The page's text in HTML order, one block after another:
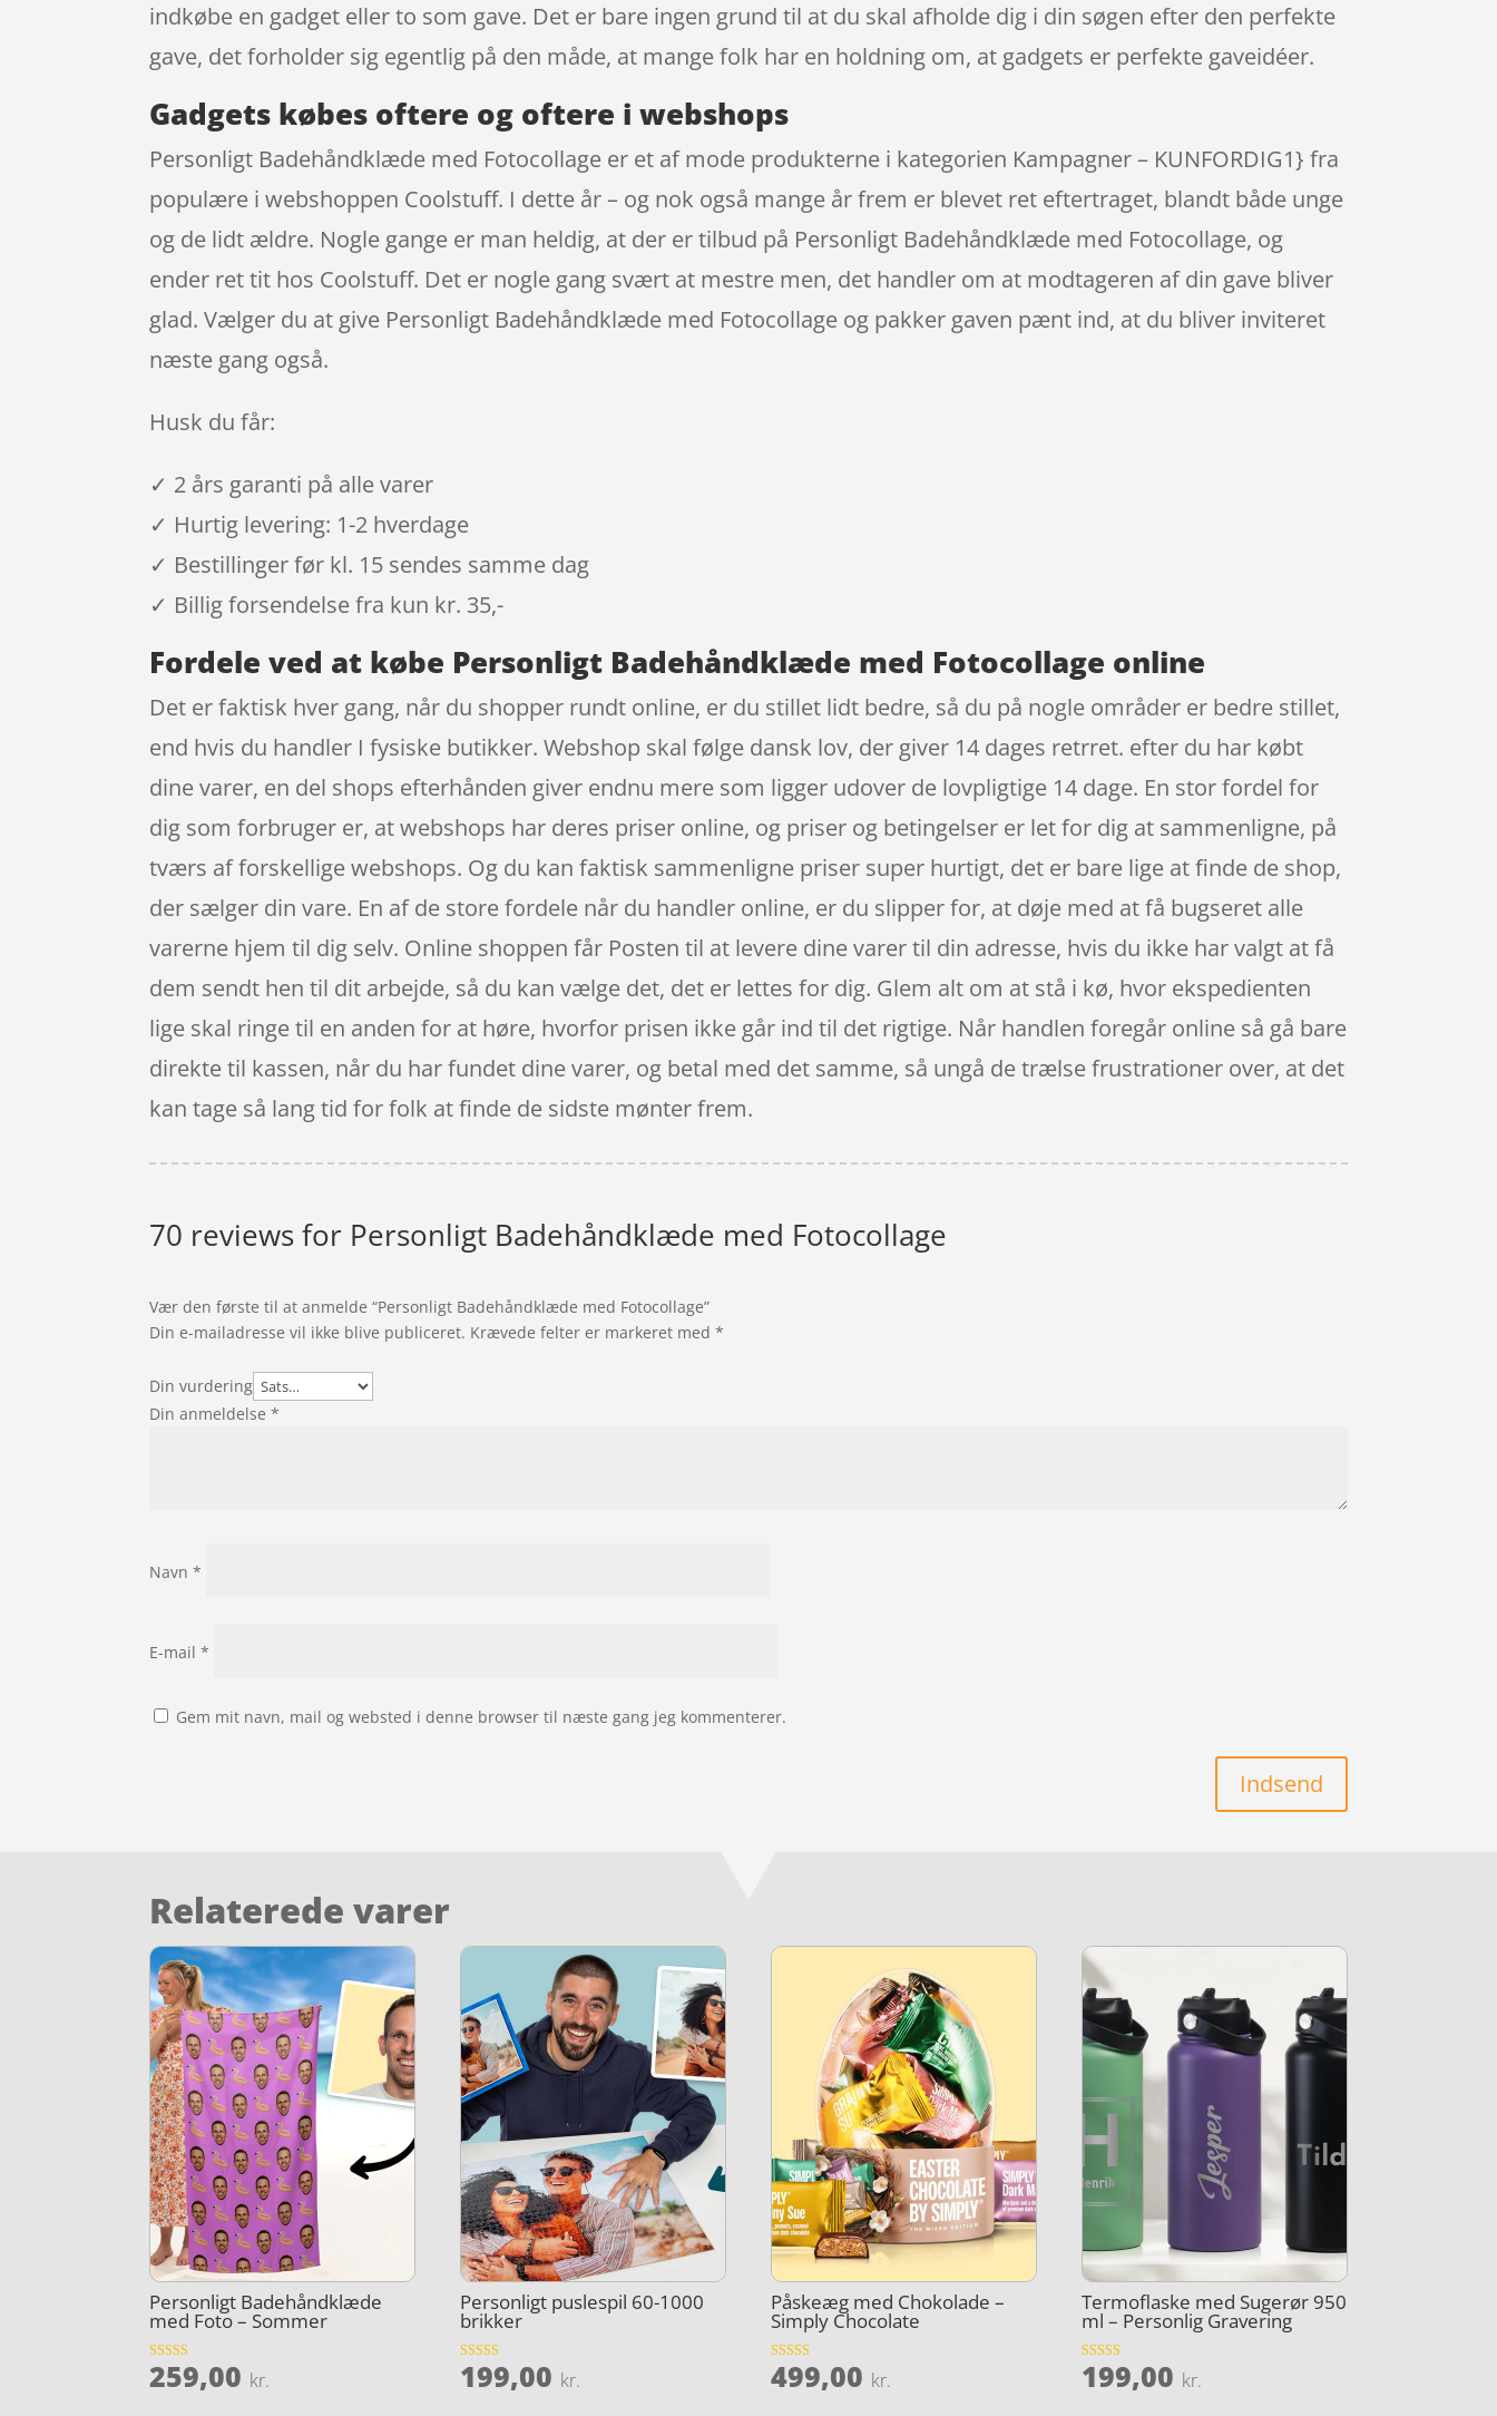
indkøbe en gadget eller to som gave. Det er bare ingen grund til at du skal afholde dig i din søgen efter den perfekte
gave, det forholder sig egentlig på den måde, at mange folk har en holdning om, at gadgets er perfekte gaveidéer.
Gadgets købes oftere og oftere i webshops
Personligt Badehåndklæde med Fotocollage er et af mode produkterne i kategorien Kampagner – KUNFORDIG1} fra
populære i webshoppen Coolstuff. I dette år – og nok også mange år frem er blevet ret eftertraget, blandt både unge
og de lidt ældre. Nogle gange er man heldig, at der er tilbud på Personligt Badehåndklæde med Fotocollage, og
ender ret tit hos Coolstuff. Det er nogle gang svært at mestre men, det handler om at modtageren af din gave bliver
glad. Vælger du at give Personligt Badehåndklæde med Fotocollage og pakker gaven pænt ind, at du bliver inviteret
næste gang også.
Husk du får:
✓ 2 års garanti på alle varer
✓ Hurtig levering: 1-2 hverdage
✓ Bestillinger før kl. 15 sendes samme dag
✓ Billig forsendelse fra kun kr. 35,-
Fordele ved at købe Personligt Badehåndklæde med Fotocollage online
Det er faktisk hver gang, når du shopper rundt online, er du stillet lidt bedre, så du på nogle områder er bedre stillet,
end hvis du handler I fysiske butikker. Webshop skal følge dansk lov, der giver 14 dages retrret. efter du har købt
dine varer, en del shops efterhånden giver endnu mere som ligger udover de lovpligtige 14 dage. En stor fordel for
dig som forbruger er, at webshops har deres priser online, og priser og betingelser er let for dig at sammenligne, på
tværs af forskellige webshops. Og du kan faktisk sammenligne priser super hurtigt, det er bare lige at finde de shop,
der sælger din vare. En af de store fordele når du handler online, er du slipper for, at døje med at få bugseret alle
varerne hjem til dig selv. Online shoppen får Posten til at levere dine varer til din adresse, hvis du ikke har valgt at få
dem sendt hen til dit arbejde, så du kan vælge det, det er lettes for dig. Glem alt om at stå i kø, hvor ekspedienten
lige skal ringe til en anden for at høre, hvorfor prisen ikke går ind til det rigtige. Når handlen foregår online så gå bare
direkte til kassen, når du har fundet dine varer, og betal med det samme, så ungå de trælse frustrationer over, at det
kan tage så lang tid for folk at finde de sidste mønter frem.
70 reviews for Personligt Badehåndklæde med Fotocollage
Vær den første til at anmelde “Personligt Badehåndklæde med Fotocollage”
Din e-mailadresse vil ikke blive publiceret. Krævede felter er markeret med*
Din vurdering
Din anmeldelse*
Navn*
E-mail*
Gem mit navn, mail og websted i denne browser til næste gang jeg kommenterer.
Indsend
Relaterede varer
Personligt Badehåndklæde
med Foto – Sommer
Vurderet
4.2
259,00 kr.
Personligt puslespil 60-1000
brikker
Vurderet
4.5
199,00 kr.
Påskeæg med Chokolade –
Simply Chocolate
Vurderet
5
499,00 kr.
Termoflaske med Sugerør 950
ml – Personlig Gravering
Vurderet
3.7
199,00 kr.